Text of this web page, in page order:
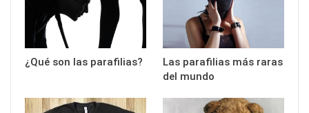
¿Qué son las parafilias?
Las parafilias más raras
del mundo